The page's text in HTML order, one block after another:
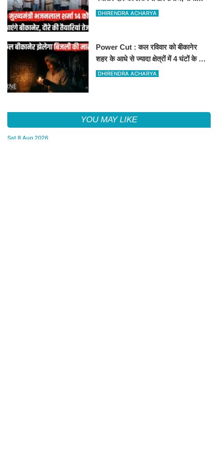
स्थल का लिया जायजा
DHIRENDRA ACHARYA
Power Cut : कल रविवार को बीकानेर
शहर के आधे से ज्यादा क्षेत्रों में 4 घंटों के लिए
बिजली रहेगी गुल
DHIRENDRA ACHARYA
YOU MAY LIKE
Sat,8 Aug 2026